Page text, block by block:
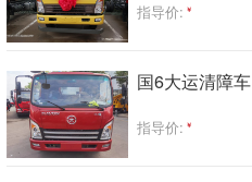
指导价:
国6大运清障车
指导价: